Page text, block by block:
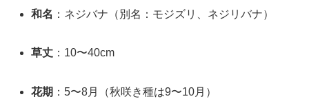
和名 ：ネジバナ（別名：モジズリ、ネジリバナ）
草丈 ：10〜40cm
花期 ：5〜8月（秋咲き種は9〜10月）